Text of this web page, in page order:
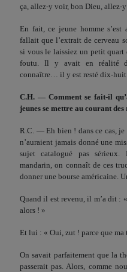
ça, allez-y voir, bon Dieu, allez-
En fait, ce jeune homme s’est
fallait que l’extrait de cerveau
si vous le laissiez un petit quart
foutu. Il y avait en réalité
connaître… il y est resté dix-huit
C.H. — Comment se fait-il
jeunes se mettre au courant des
R.C. — Eh bien ! dans ce cas,
n’auraient jamais donné une
sujet catalogué pas sérieux.
mandarin, on connaît de ces
donner une bourse américaine.
Quand il est revenu, il m’a dit :
alors ! »
Et lui : « Oui, zut ! parce que ma
On savait parfaitement que la
passerait pas. Alors, comme